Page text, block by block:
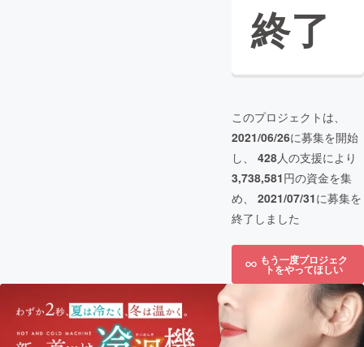
終了
このプロジェクトは、
2021/06/26に募集を開始
し、 428人の支援により
3,738,581円の資金を集
め、 2021/07/31に募集を
終了しました
もう一度プロジェク
トをやってほしい